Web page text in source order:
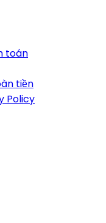
toán
tiền
Policy